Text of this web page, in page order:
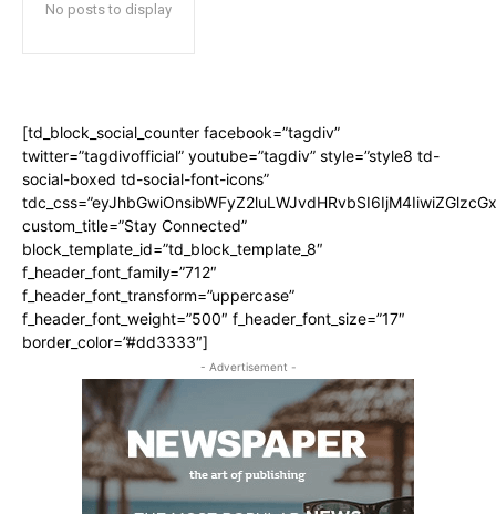
No posts to display
[td_block_social_counter facebook=”tagdiv”
twitter=”tagdivofficial” youtube=”tagdiv” style=”style8 td-
social-boxed td-social-font-icons”
custom_title=”Stay Connected”
block_template_id=”td_block_template_8″
f_header_font_family=”712″
f_header_font_transform=”uppercase”
f_header_font_weight=”500″ f_header_font_size=”17″
border_color=”#dd3333″]
- Advertisement -